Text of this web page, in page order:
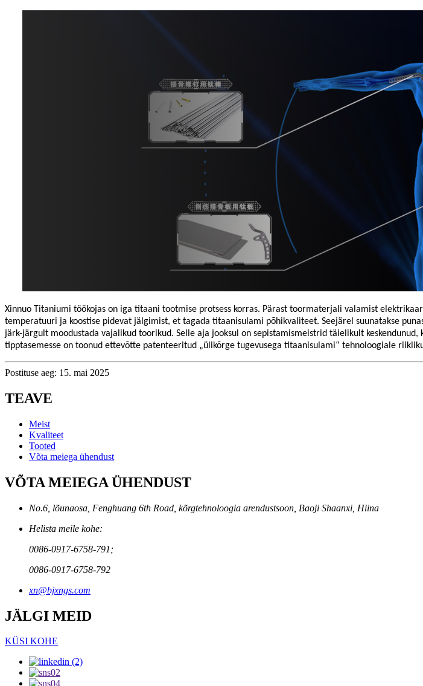
Xinnuo Titaniumi töökojas on iga titaani tootmise protsess korras. Pärast toormaterjali valamist
temperatuuri ja koostise pidevat jälgimist, et tagada titaanisulami põhikvaliteet. Seejärel suunatakse
järk-järgult moodustada vajalikud toorikud. Selle aja jooksul on sepistamismeistrid täielikult
tipptasemesse on toonud ettevõtte patenteeritud „ülikõrge tugevusega titaanisulami“ tehnoloogiale
Postituse aeg: 15. mai 2025
TEAVE
Meist
Kvaliteet
Tooted
Võta meiega ühendust
VÕTA MEIEGA ÜHENDUST
No.6, lõunaosa, Fenghuang 6th Road, kõrgtehnoloogia arendustsoon, Baoji Shaanxi, Hiina
Helista meile kohe:
0086-0917-6758-791;
0086-0917-6758-792
xn@bjxngs.com
JÄLGI MEID
KÜSI KOHE